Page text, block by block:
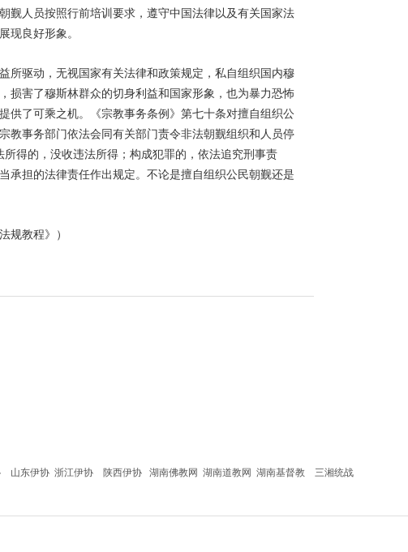
觐人员按照行前培训要求，遵守中国法律以及有关国家法
现良好形象。
所驱动，无视国家有关法律和政策规定，私自组织国内穆
损害了穆斯林群众的切身利益和国家形象，也为暴力恐怖
供了可乘之机。《宗教事务条例》第七十条对擅自组织公
教事务部门依法会同有关部门责令非法朝觐组织和人员停
得的，没收违法所得；构成犯罪的，依法追究刑事责
承担的法律责任作出规定。不论是擅自组织公民朝觐还是
规教程》）
山东伊协 浙江伊协 陕西伊协 湖南佛教网 湖南道教网 湖南基督教 三湘统战